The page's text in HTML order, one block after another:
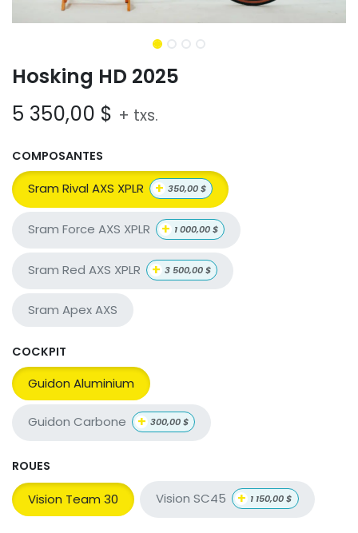
Hosking HD 2025
5 350,00 $ + txs.
COMPOSANTES
Sram Rival AXS XPLR + 350,00$
Sram Force AXS XPLR + 1 000,00$
Sram Red AXS XPLR + 3 500,00$
Sram Apex AXS
COCKPIT
Guidon Aluminium
Guidon Carbone + 300,00$
ROUES
Vision Team 30 Vision SC45 + 1 150,00$